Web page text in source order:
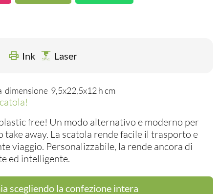
Ink Laser
dimensione 9,5x22,5x12 h cm
free! Un modo alternativo e moderno per
away. La scatola rende facile il trasporto e
viaggio. Personalizzabile, la rende ancora di
ed intelligente.
scegliendo la confezione intera